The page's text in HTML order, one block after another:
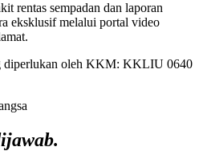
rentas sempadan dan laporan
eksklusif melalui portal video
diperlukan oleh KKM: KKLIU 0640